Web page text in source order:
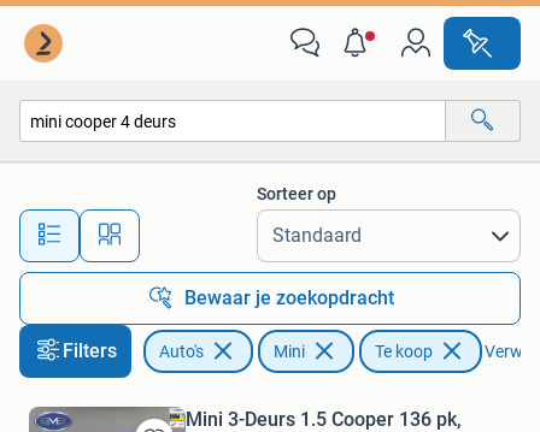
Alle afstanden…
Sorteer op
Bewaar je zoekopdracht
Filters Auto's Mini Te koop
Mini 3-Deurs 1.5 Cooper 136 pk,